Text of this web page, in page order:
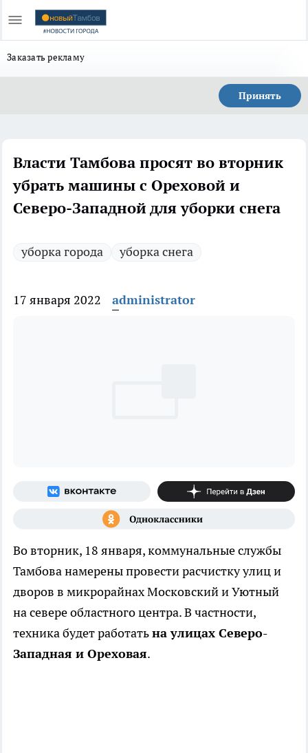
Заказать рекламу
Принять
Власти Тамбова просят во вторник
убрать машины с Ореховой и
Северо-Западной для уборки снега
уборка города уборка снега
17 января 2022 administrator
Во вторник, 18 января, коммунальные службы
Тамбова намерены провести расчистку улиц и
дворов в микрорайнах Московский и Уютный
на севере областного центра. В частности,
техника будет работатьна улицах Северо-
Западная и Ореховая.